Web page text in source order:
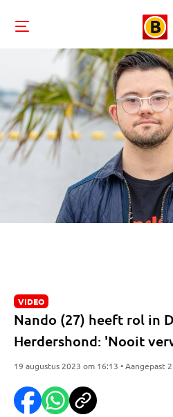
VIDEO
Nando (27) heeft rol in
Herdershond: 'Nooit
19 augustus 2023 om 16:13 • Aangepast